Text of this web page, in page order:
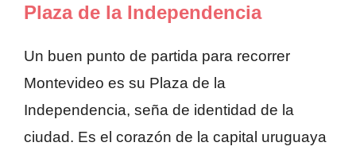
Plaza de la Independencia
Un buen punto de partida para recorrer
Montevideo es su Plaza de la
Independencia, seña de identidad de la
ciudad. Es el corazón de la capital uruguaya